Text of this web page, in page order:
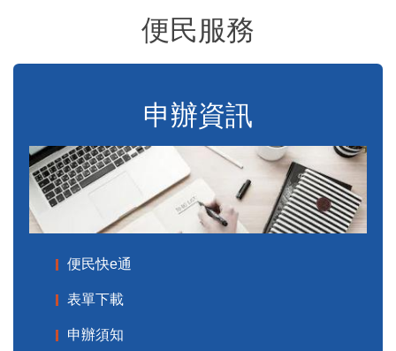
便民服務
申辦資訊
便民快e通
表單下載
申辦須知